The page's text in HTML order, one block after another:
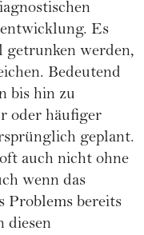
Es
getrunken werden,
Bedeutend
bis hin zu
oder häufiger
geplant.
auch nicht ohne
wenn das
Problems bereits
diesen